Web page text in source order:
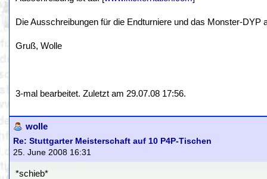
Die Ausschreibungen für die Endturniere und das Monster-DYP
Gruß, Wolle
3-mal bearbeitet. Zuletzt am 29.07.08 17:56.
wolle
Re: Stuttgarter Meisterschaft auf 10 P4P-Tischen
25. June 2008 16:31
*schieb*